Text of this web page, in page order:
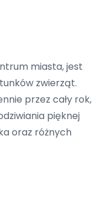
miasta, jest
zwierząt.
przez cały rok,
pięknej
oraz różnych